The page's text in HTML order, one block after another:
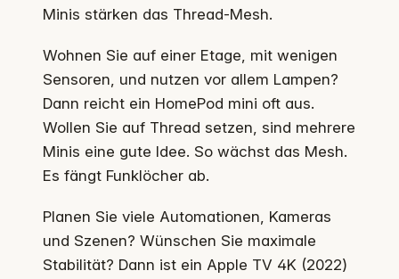
Minis stärken das Thread-Mesh.
Wohnen Sie auf einer Etage, mit wenigen
Sensoren, und nutzen vor allem Lampen?
Dann reicht ein HomePod mini oft aus.
Wollen Sie auf Thread setzen, sind mehrere
Minis eine gute Idee. So wächst das Mesh.
Es fängt Funklöcher ab.
Planen Sie viele Automationen, Kameras
und Szenen? Wünschen Sie maximale
Stabilität? Dann ist ein Apple TV 4K (2022)